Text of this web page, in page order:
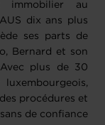
immobilier au
dix ans plus
ses parts de
Bernard et son
plus de 30
luxembourgeois,
procédures et
de confiance